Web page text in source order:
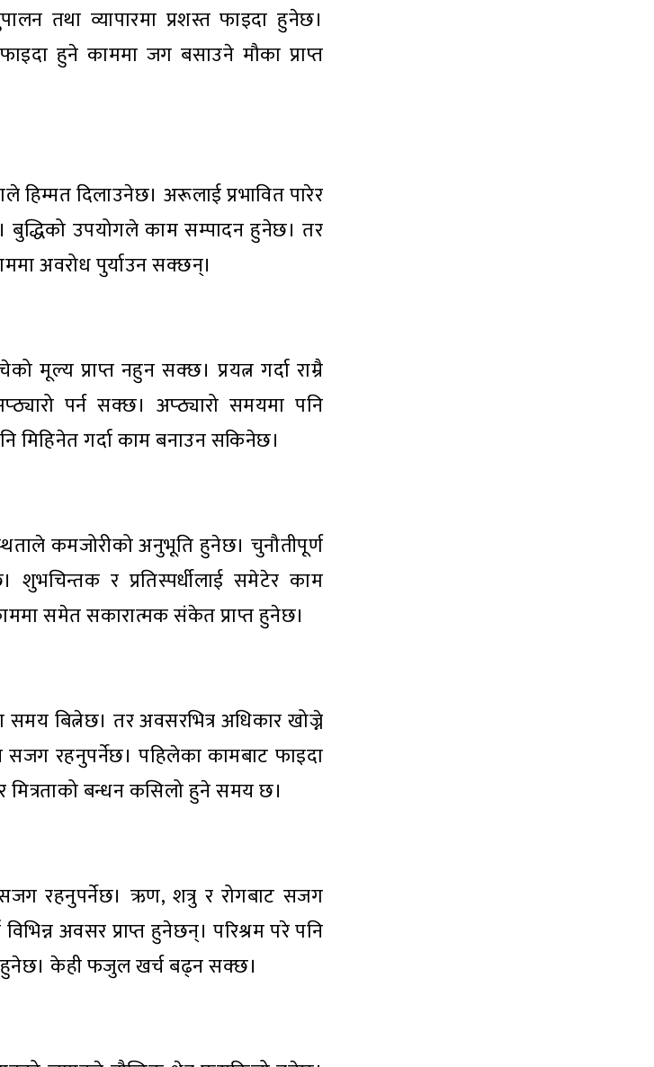
तथा व्यापारमा प्रशस्त फाइदा हुनेछ।
हुने काममा जग बसाउने मौका प्राप्त
हिम्मत दिलाउनेछ। अरूलाई प्रभावित पारेर
उपयोगले काम सम्पादन हुनेछ। तर
अवरोध पुर्याउन सक्छन्।
मूल्य प्राप्त नहुन सक्छ। प्रयत्न गर्दा राम्रै
पर्न सक्छ। अप्ठ्यारो समयमा पनि
मिहिनेत गर्दा काम बनाउन सकिनेछ।
कमजोरीको अनुभूति हुनेछ। चुनौतीपूर्ण
शुभचिन्तक र प्रतिस्पर्धीलाई समेटेर काम
समेत सकारात्मक संकेत प्राप्त हुनेछ।
बित्नेछ। तर अवसरभित्र अधिकार खोज्ने
सजग रहनुपर्नेछ। पहिलेका कामबाट फाइदा
र मित्रताको बन्धन कसिलो हुने समय छ।
रहनुपर्नेछ। ऋण, शत्रु र रोगबाट सजग
अवसर प्राप्त हुनेछन्। परिश्रम परे पनि
हुनेछ। केही फजुल खर्च बढ्न सक्छ।